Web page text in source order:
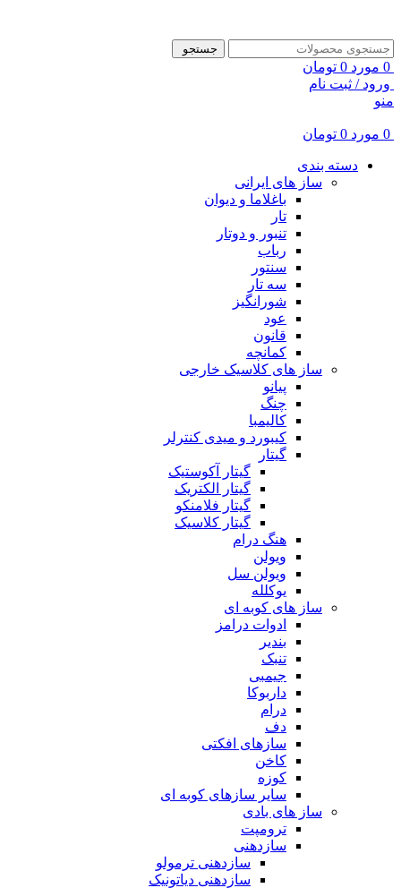
جستجو
0 مورد 0 تومان
ورود / ثبت نام
منو
0 مورد 0 تومان
دسته بندی
ساز های ایرانی
باغلاما و دیوان
تار
تنبور و دوتار
رباب
سنتور
سه تار
شورانگیز
عود
قانون
کمانچه
ساز های کلاسیک خارجی
پیانو
چنگ
کالیمبا
کیبورد و میدی کنترلر
گیتار
گیتار آکوستیک
گیتار الکتریک
گیتار فلامنکو
گیتار کلاسیک
هنگ درام
ویولن
ویولن سل
یوکلله
ساز های کوبه ای
ادوات درامز
بندیر
تنبک
جیمبی
داربوکا
درام
دف
سازهای افکتی
کاخن
کوزه
سایر سازهای کوبه ای
ساز های بادی
ترومپت
سازدهنی
سازدهنی ترمولو
سازدهنی دیاتونیک